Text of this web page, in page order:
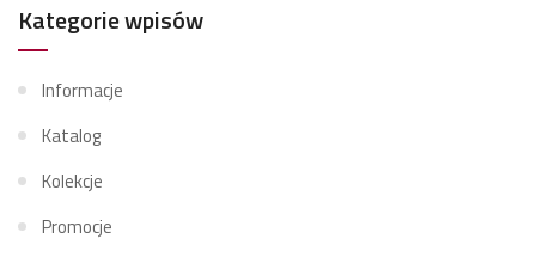
Kategorie wpisów
Informacje
Katalog
Kolekcje
Promocje